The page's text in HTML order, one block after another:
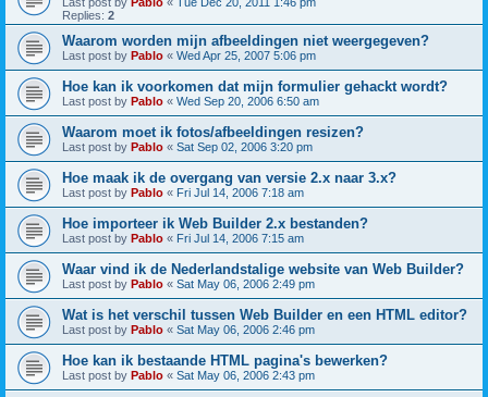
Replies: 2
Waarom worden mijn afbeeldingen niet weergegeven?
Last post by Pablo « Wed Apr 25, 2007 5:06 pm
Hoe kan ik voorkomen dat mijn formulier gehackt wordt?
Last post by Pablo « Wed Sep 20, 2006 6:50 am
Waarom moet ik fotos/afbeeldingen resizen?
Last post by Pablo « Sat Sep 02, 2006 3:20 pm
Hoe maak ik de overgang van versie 2.x naar 3.x?
Last post by Pablo « Fri Jul 14, 2006 7:18 am
Hoe importeer ik Web Builder 2.x bestanden?
Last post by Pablo « Fri Jul 14, 2006 7:15 am
Waar vind ik de Nederlandstalige website van Web Builder?
Last post by Pablo « Sat May 06, 2006 2:49 pm
Wat is het verschil tussen Web Builder en een HTML editor?
Last post by Pablo « Sat May 06, 2006 2:46 pm
Hoe kan ik bestaande HTML pagina's bewerken?
Last post by Pablo « Sat May 06, 2006 2:43 pm